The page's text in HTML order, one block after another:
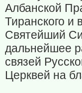
Албанской
Тиранского и
Святейший
дальнейшее
связей
Церквей на